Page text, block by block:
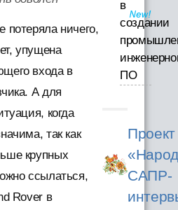
потеряла ничего,
упущена
входа в
А для
когда
так как
крупных
ссылаться,
Rover в
в
создании
ПО
Проект
САПР-